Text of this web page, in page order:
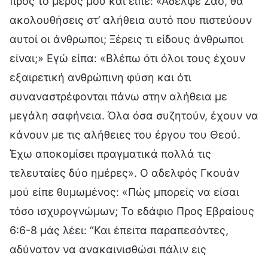
ακολουθήσεις στ’ αλήθεια αυτό που πιστεύουν
αυτοί οι άνθρωποι; Ξέρεις τι είδους άνθρωποι
είναι;» Εγώ είπα: «Βλέπω ότι όλοι τους έχουν
εξαιρετική ανθρώπινη φύση και ότι
συναναστρέφονται πάνω στην αλήθεια με
μεγάλη σαφήνεια. Όλα όσα συζητούν, έχουν να
κάνουν με τις αλήθειες του έργου του Θεού.
Έχω αποκομίσει πραγματικά πολλά τις
τελευταίες δύο ημέρες». Ο αδελφός Γκουάν
μού είπε θυμωμένος: «Πώς μπορείς να είσαι
τόσο ισχυρογνώμων; Το εδάφιο Προς Εβραίους
6:6-8 μάς λέει: “Και έπειτα παραπεσόντες,
αδύνατον να ανακαινισθώσι πάλιν εις